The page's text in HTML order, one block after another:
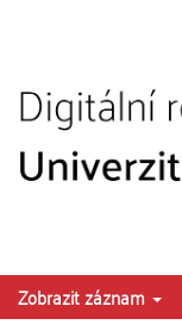
Zobrazit záznam